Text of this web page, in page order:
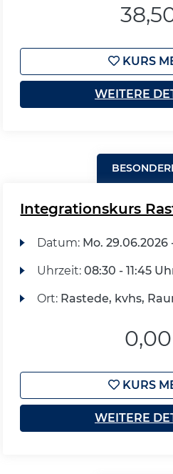
KURS
WEITERE
Integrationskurs
Datum: Mo. 29.06.2026
Uhrzeit: 08:30 - 11:45
Ort: Rastede, kvhs,
KURS
WEITERE